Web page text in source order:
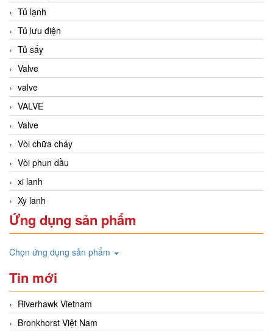
Tủ lạnh
Tủ lưu điện
Tủ sấy
Valve
valve
VALVE
Valve
Vòi chữa cháy
Vòi phun dầu
xi lanh
Xy lanh
Ứng dụng sản phẩm
Chọn ứng dụng sản phẩm
Tin mới
Riverhawk Vietnam
Bronkhorst Việt Nam